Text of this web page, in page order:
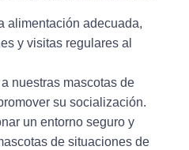
alimentación adecuada,
y visitas regulares al
nuestras mascotas de
su socialización.
un entorno seguro y
de situaciones de